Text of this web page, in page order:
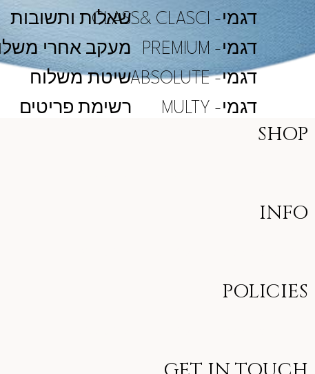
דגמי- CLASS& CLASCI
דגמי- PREMIUM
דגמי- ABSOLUTE
דגמי- MULTY
שאלות ותשובות
מעקב אחרי
שיטת משלוח
רשימת פריטים
SHOP
INFO
POLICIES